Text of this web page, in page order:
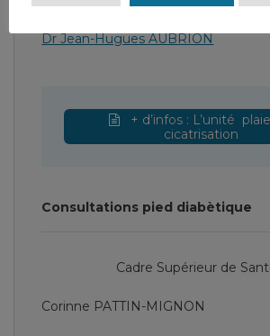
Dr Fu-Sen ZHANG
Dr Jean-Hugues AUBRION
+ d’infos : L’unité
cicatrisation
Consultations pied diabètique
Cadre Supérieur de
Corinne PATTIN-MIGNON